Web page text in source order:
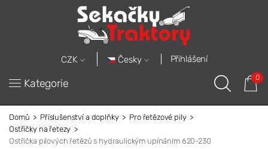
CZK Česky Přihlášení
Kategorie 0
Domů Příslušenství a doplňky
Pro řetězové pily
Ostřičky na řetezy
Ostřička pilových řetězů s hydraulickým upínáním 620-230